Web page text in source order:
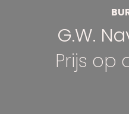
G.W.
Prijs op